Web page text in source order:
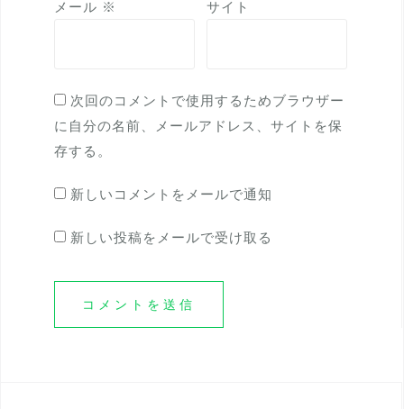
メール ※ サイト
次回のコメントで使用するためブラウザー
に自分の名前、メールアドレス、サイトを保
存する。
新しいコメントをメールで通知
新しい投稿をメールで受け取る